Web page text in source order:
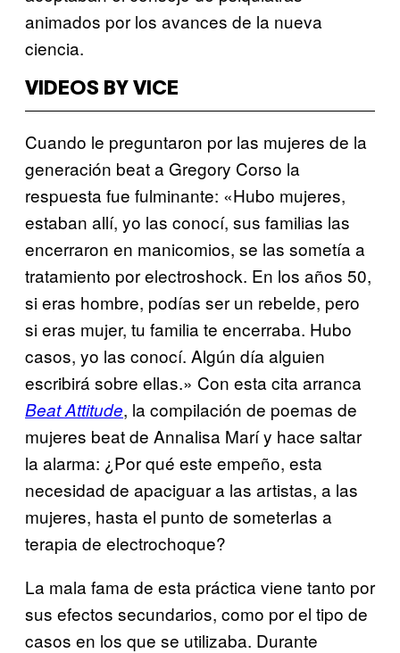
animados por los avances de la nueva
ciencia.
VIDEOS BY VICE
Cuando le preguntaron por las mujeres de la
generación beat a Gregory Corso la
respuesta fue fulminante: «Hubo mujeres,
estaban allí, yo las conocí, sus familias las
encerraron en manicomios, se las sometía a
tratamiento por electroshock. En los años 50,
si eras hombre, podías ser un rebelde, pero
si eras mujer, tu familia te encerraba. Hubo
casos, yo las conocí. Algún día alguien
escribirá sobre ellas.» Con esta cita arranca
Beat Attitude, la compilación de poemas de
mujeres beat de Annalisa Marí y hace saltar
la alarma: ¿Por qué este empeño, esta
necesidad de apaciguar a las artistas, a las
mujeres, hasta el punto de someterlas a
terapia de electrochoque?
La mala fama de esta práctica viene tanto por
sus efectos secundarios, como por el tipo de
casos en los que se utilizaba. Durante